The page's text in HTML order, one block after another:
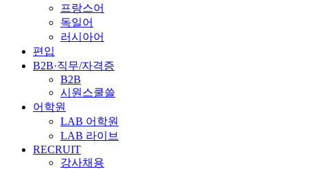
프랑스어
독일어
러시아어
편입
B2B·직무/자격증
B2B
시원스쿨쓸
어학원
LAB 어학원
LAB 라이브
RECRUIT
강사채용